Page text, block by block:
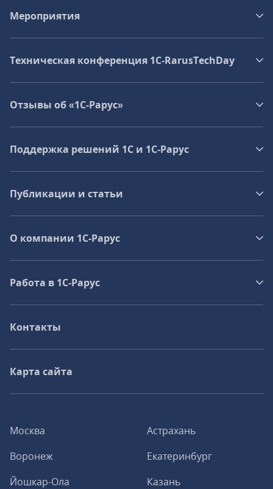
Москва
Астрахань
Воронеж
Екатеринбург
Йошкар-Ола
Казань
Мероприятия
Техническая конференция 1C‑RarusTechDay
Отзывы об «1С-Рарус»
Поддержка решений 1С и 1С‑Рарус
Публикации и статьи
О компании 1C-Рарус
Работа в 1С‑Рарус
Контакты
Карта сайта